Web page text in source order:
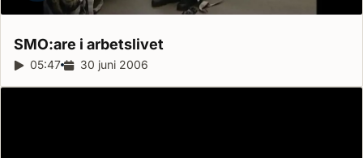
SMO:are i arbetslivet
Reportagelängd:
05:47 Releasedatum:
30 juni 2006